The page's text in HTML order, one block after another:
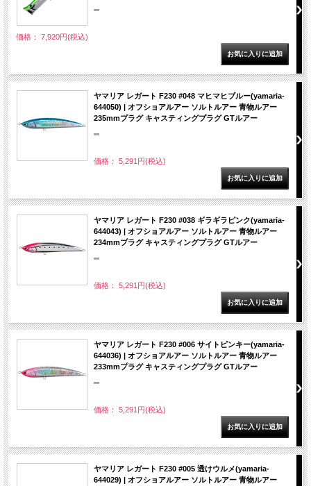
""
価格： 7,920円(税込)
ヤマリア レガート F230 #048 マヒマヒブルー(yamaria-
644050) | オフショアルアー ソルトルアー 青物ルアー
235mmプラグ キャスティングプラグ GTルアー
""
価格： 5,291円(税込)
ヤマリア レガート F230 #038 ギラギラピンク(yamaria-
644043) | オフショアルアー ソルトルアー 青物ルアー
234mmプラグ キャスティングプラグ GTルアー
""
価格： 5,291円(税込)
ヤマリア レガート F230 #006 サイトピンキー(yamaria-
644036) | オフショアルアー ソルトルアー 青物ルアー
233mmプラグ キャスティングプラグ GTルアー
""
価格： 5,291円(税込)
ヤマリア レガート F230 #005 透けウルメ(yamaria-
644029) | オフショアルアー ソルトルアー 青物ルアー